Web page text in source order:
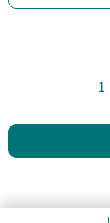
1